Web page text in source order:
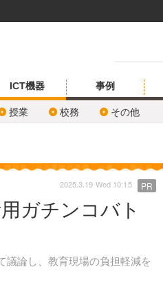
ICT機器
授業 校務 その他
事例
ガチンコバト
議論し、教育現場の負担軽減を
2025.3.19 Wed 10:15 PR